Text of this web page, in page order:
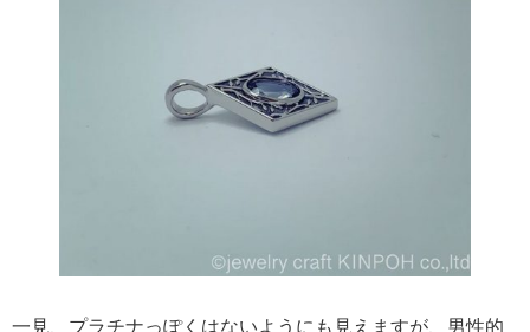
一見、プラチナっぽくはないようにも見えますが、男性的